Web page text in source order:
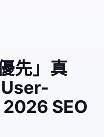
User-Agent 測試與 2026 SEO
先」真
SEO